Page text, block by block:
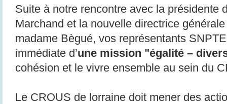
Suite à notre rencontre avec la présidente
Marchand et la nouvelle directrice
madame Bègué, vos représentants
immédiate d’une mission "égalité –
cohésion et le vivre ensemble au sein du
Le CROUS de lorraine doit mener des